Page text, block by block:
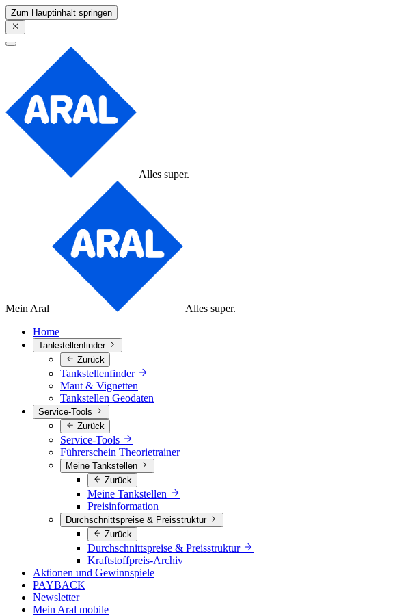
Zum Hauptinhalt springen
Alles super.
Mein Aral
Alles super.
Home
Tankstellenfinder
Zurück
Tankstellenfinder
Maut & Vignetten
Tankstellen Geodaten
Service-Tools
Zurück
Service-Tools
Führerschein Theorietrainer
Meine Tankstellen
Zurück
Meine Tankstellen
Preisinformation
Durchschnittspreise & Preisstruktur
Zurück
Durchschnittspreise & Preisstruktur
Kraftstoffpreis-Archiv
Aktionen und Gewinnspiele
PAYBACK
Newsletter
Mein Aral mobile